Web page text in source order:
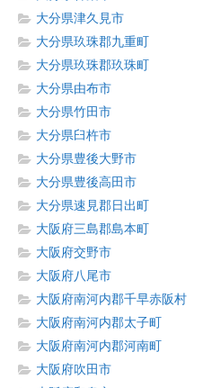
大分県津久見市
大分県玖珠郡九重町
大分県玖珠郡玖珠町
大分県由布市
大分県竹田市
大分県臼杵市
大分県豊後大野市
大分県豊後高田市
大分県速見郡日出町
大阪府三島郡島本町
大阪府交野市
大阪府八尾市
大阪府南河内郡千早赤阪村
大阪府南河内郡太子町
大阪府南河内郡河南町
大阪府吹田市